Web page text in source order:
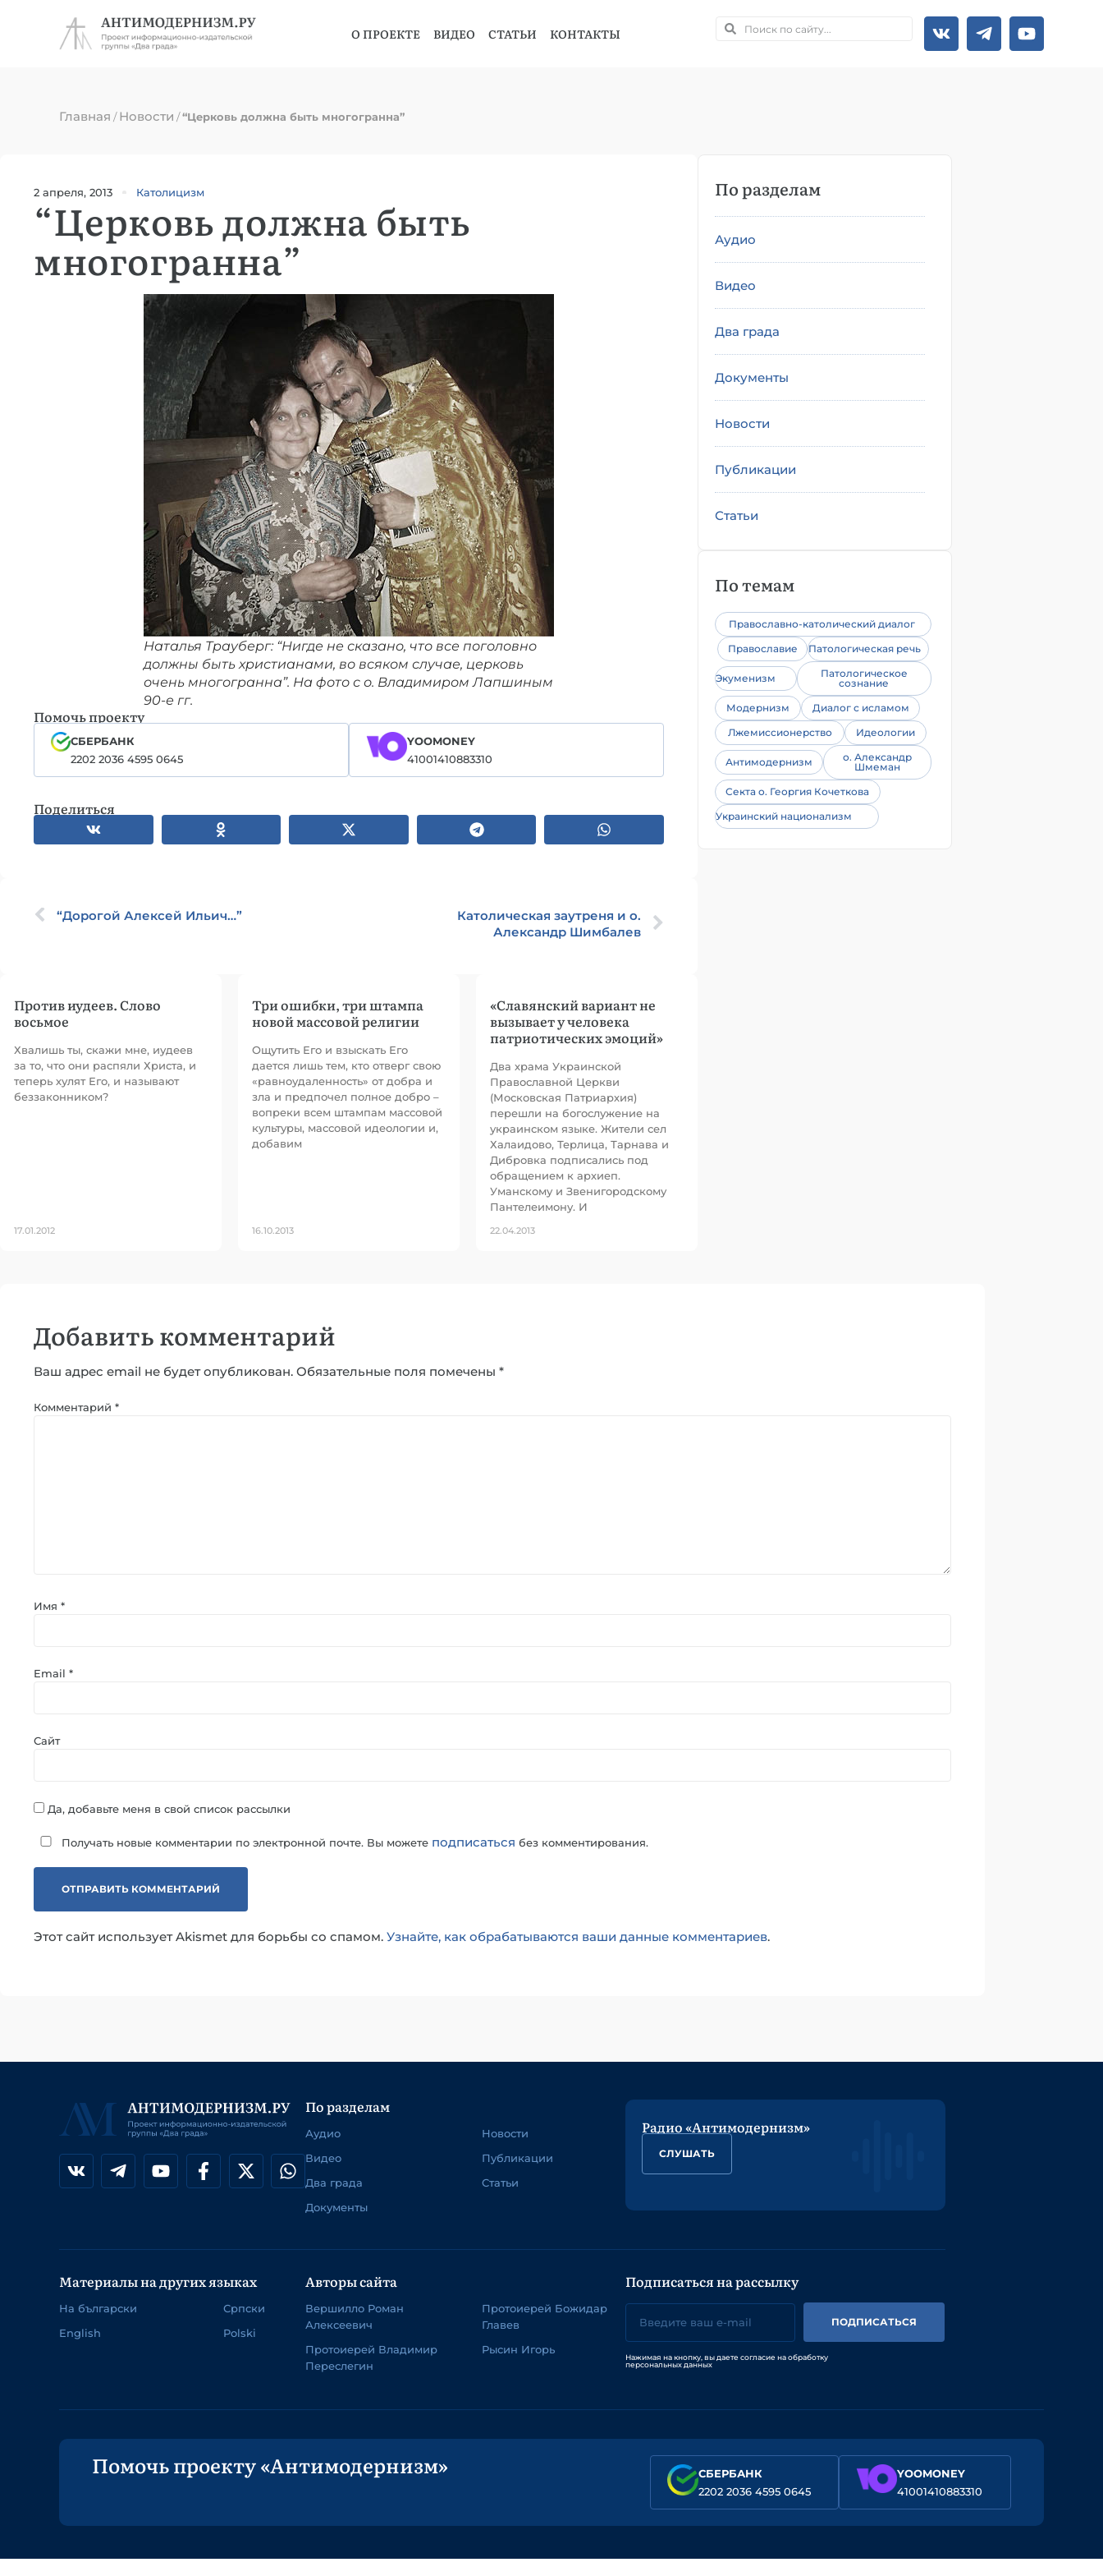
О ПРОЕКТЕ ВИДЕО СТАТЬИ КОНТАКТЫ
Главная /Новости /“Церковь должна быть многогранна”
2 апреля, 2013 Католицизм
“Церковь должна быть
многогранна”
Наталья Трауберг: “Нигде не сказано, что все поголовно
должны быть христианами, во всяком случае, церковь
очень многогранна”. На фото с о. Владимиром Лапшиным
90-е гг.
Помочь проекту
СБЕРБАНК
2202 2036 4595 0645
YOOMONEY
41001410883310
Поделиться
“Дорогой Алексей Ильич…”
Католическая заутреня и о.
Александр Шимбалев
Против иудеев. Слово
восьмое
Хвалишь ты, скажи мне, иудеев
за то, что они распяли Христа, и
теперь хулят Его, и называют
беззаконником?
17.01.2012
Три ошибки, три штампа
новой массовой религии
Ощутить Его и взыскать Его
дается лишь тем, кто отверг свою
«равноудаленность» от добра и
зла и предпочел полное добро –
вопреки всем штампам массовой
культуры, массовой идеологии и,
добавим
16.10.2013
«Cлавянский вариант не
вызывает у человека
патриотических эмоций»
Два храма Украинской
Православной Церкви
(Московская Патриархия)
перешли на богослужение на
украинском языке. Жители сел
Халаидово, Терлица, Тарнава и
Дибровка подписались под
обращением к архиеп.
Уманскому и Звенигородскому
Пантелеимону. И
22.04.2013
По разделам
Аудио
Видео
Два града
Документы
Новости
Публикации
Статьи
По темам
Православно-католический диалог
Православие
Патологическая речь
Экуменизм
Патологическое
сознание
Модернизм
Диалог с исламом
Лжемиссионерство
Идеологии
Антимодернизм
о. Александр
Шмеман
Секта о. Георгия Кочеткова
Украинский национализм
Добавить комментарий
Ваш адрес email не будет опубликован. Обязательные поля помечены *
Комментарий *
Имя *
Email *
Сайт
Да, добавьте меня в свой список рассылки
Получать новые комментарии по электронной почте. Вы можете подписаться без комментирования.
Этот сайт использует Akismet для борьбы со спамом. Узнайте, как обрабатываются ваши данные комментариев.
По разделам
Аудио
Видео
Два града
Документы
Новости
Публикации
Статьи
Радио «Антимодернизм»
СЛУШАТЬ
Материалы на других языках
На български
English
Српски
Polski
Авторы сайта
Вершилло Роман
Алексеевич
Протоиерей Владимир
Переслегин
Протоиерей Божидар
Главев
Рысин Игорь
Подписаться на рассылку
ПОДПИСАТЬСЯ
Нажимая на кнопку, вы даете согласие на обработку
персональных данных
Помочь проекту «Антимодернизм»
СБЕРБАНК
2202 2036 4595 0645
YOOMONEY
41001410883310